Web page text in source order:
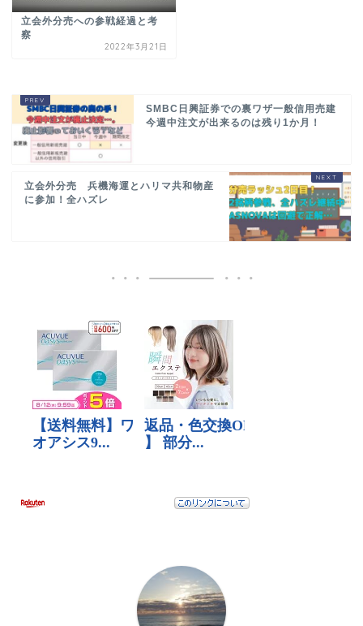
立会外分売への参戦経過と考
察
2022年3月21日
SMBC日興証券での裏ワザ一般信用売建
今週中注文が出来るのは残り1か月！
立会外分売 兵機海運とハリマ共和物産
に参加！全ハズレ